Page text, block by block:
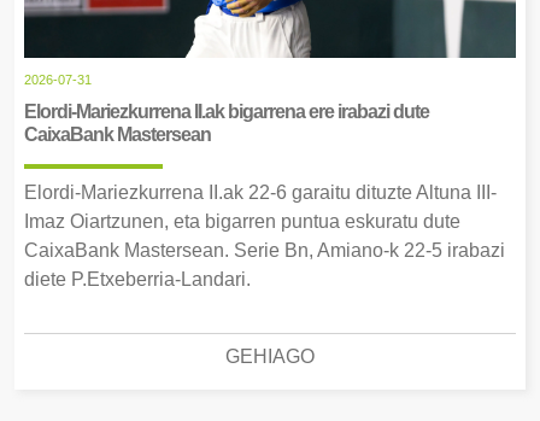
2026-07-31
Elordi-Mariezkurrena II.ak bigarrena ere irabazi dute
CaixaBank Mastersean
Elordi-Mariezkurrena II.ak 22-6 garaitu dituzte Altuna III-
Imaz Oiartzunen, eta bigarren puntua eskuratu dute
CaixaBank Mastersean. Serie Bn, Amiano-k 22-5 irabazi
diete P.Etxeberria-Landari.
GEHIAGO